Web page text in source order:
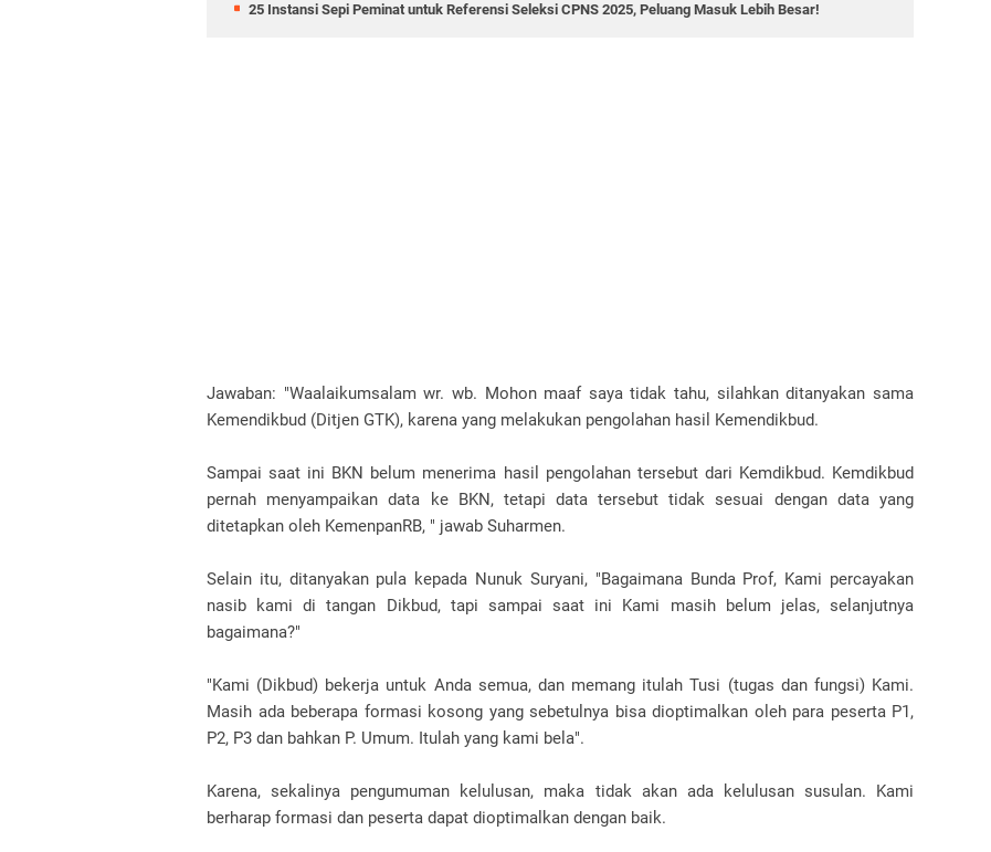
25 Instansi Sepi Peminat untuk Referensi Seleksi CPNS 2025, Peluang Masuk Lebih Besar!
Jawaban: "Waalaikumsalam wr. wb. Mohon maaf saya tidak tahu, silahkan ditanyakan sama
Kemendikbud (Ditjen GTK), karena yang melakukan pengolahan hasil Kemendikbud.
Sampai saat ini BKN belum menerima hasil pengolahan tersebut dari Kemdikbud. Kemdikbud
pernah menyampaikan data ke BKN, tetapi data tersebut tidak sesuai dengan data yang
ditetapkan oleh KemenpanRB, " jawab Suharmen.
Selain itu, ditanyakan pula kepada Nunuk Suryani, "Bagaimana Bunda Prof, Kami percayakan
nasib kami di tangan Dikbud, tapi sampai saat ini Kami masih belum jelas, selanjutnya
bagaimana?"
"Kami (Dikbud) bekerja untuk Anda semua, dan memang itulah Tusi (tugas dan fungsi) Kami.
Masih ada beberapa formasi kosong yang sebetulnya bisa dioptimalkan oleh para peserta P1,
P2, P3 dan bahkan P. Umum. Itulah yang kami bela".
Karena, sekalinya pengumuman kelulusan, maka tidak akan ada kelulusan susulan. Kami
berharap formasi dan peserta dapat dioptimalkan dengan baik.